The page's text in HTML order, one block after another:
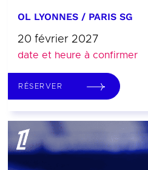
OL LYONNES / PARIS SG
20 février 2027
date et heure à confirmer
RÉSERVER